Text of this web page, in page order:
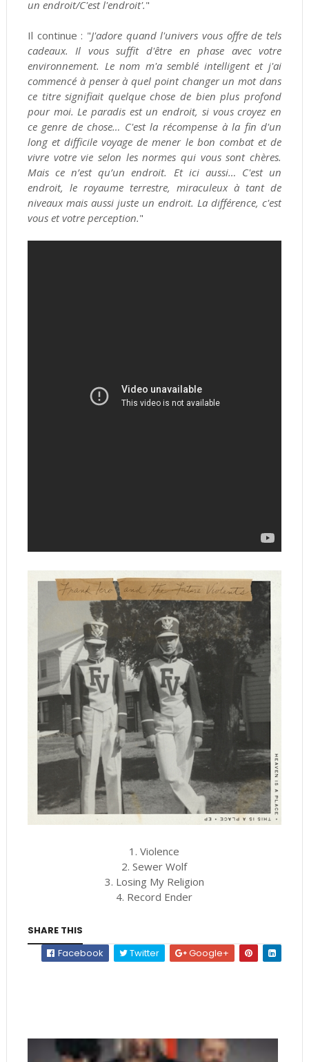
un endroit/C'est l'endroit'."
Il continue : "J'adore quand l'univers vous offre de tels
cadeaux. Il vous suffit d'être en phase avec votre
environnement. Le nom m'a semblé intelligent et j'ai
commencé à penser à quel point changer un mot dans
ce titre signifiait quelque chose de bien plus profond
pour moi. Le paradis est un endroit, si vous croyez en
ce genre de chose… C'est la récompense à la fin d'un
long et difficile voyage de mener le bon combat et de
vivre votre vie selon les normes qui vous sont chères.
Mais ce n’est qu’un endroit. Et ici aussi… C'est un
endroit, le royaume terrestre, miraculeux à tant de
niveaux mais aussi juste un endroit. La différence, c'est
vous et votre perception."
1. Violence
2. Sewer Wolf
3. Losing My Religion
4. Record Ender
SHARE THIS
Facebook
Twitter Google+